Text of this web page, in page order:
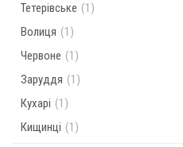
Тетерівське (1)
Волиця (1)
Червоне (1)
Заруддя (1)
Кухарі (1)
Кищинці (1)